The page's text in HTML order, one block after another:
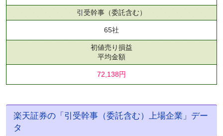
引受幹事 （委託含む）
65社
初値売り損益
平均金額
72,138円
楽天証券の「引受幹事（委託含む）上場企業」デー
タ